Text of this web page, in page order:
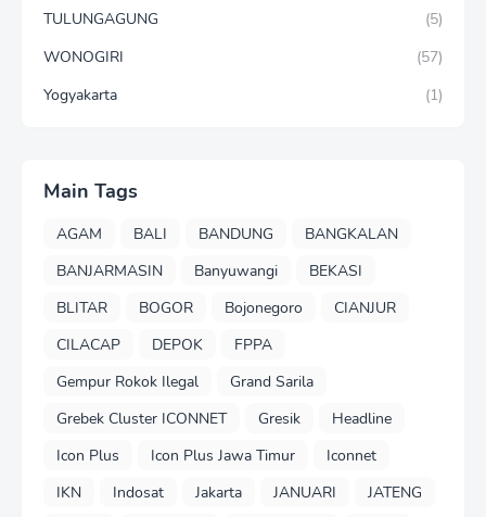
TULUNGAGUNG
(5)
WONOGIRI
(57)
Yogyakarta
(1)
Main Tags
AGAM BALI BANDUNG
BANGKALAN
BANJARMASIN
Banyuwangi
BEKASI
BLITAR
BOGOR Bojonegoro
CIANJUR
CILACAP
DEPOK
FPPA
Gempur Rokok Ilegal
Grand Sarila
Grebek Cluster ICONNET
Gresik
Headline
Icon Plus
Icon Plus Jawa Timur
Iconnet
IKN
Indosat Jakarta JANUARI
JATENG